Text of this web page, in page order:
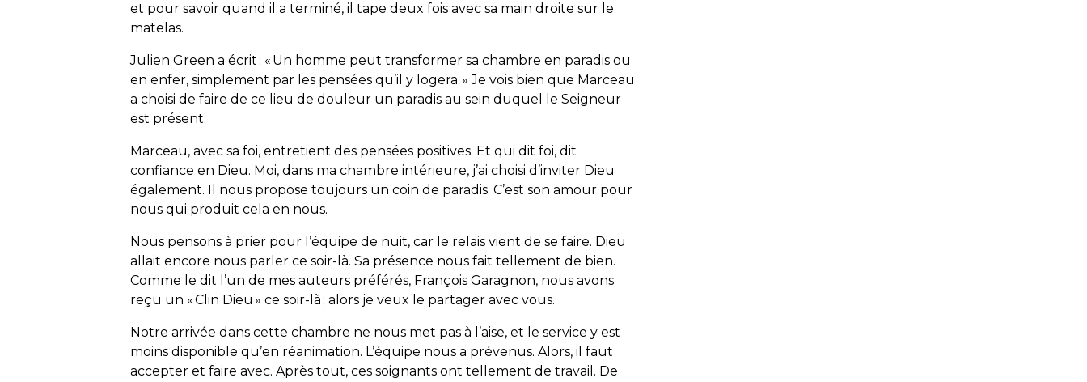
et pour savoir quand il a terminé, il tape deux fois avec sa main droite sur le
matelas.
Julien Green a écrit : « Un homme peut transformer sa chambre en paradis ou
en enfer, simplement par les pensées qu’il y logera. » Je vois bien que Marceau
a choisi de faire de ce lieu de douleur un paradis au sein duquel le Seigneur
est présent.
Marceau, avec sa foi, entretient des pensées positives. Et qui dit foi, dit
confiance en Dieu. Moi, dans ma chambre intérieure, j’ai choisi d’inviter Dieu
également. Il nous propose toujours un coin de paradis. C’est son amour pour
nous qui produit cela en nous.
Nous pensons à prier pour l’équipe de nuit, car le relais vient de se faire. Dieu
allait encore nous parler ce soir-là. Sa présence nous fait tellement de bien.
Comme le dit l’un de mes auteurs préférés, François Garagnon, nous avons
reçu un « Clin Dieu » ce soir-là ; alors je veux le partager avec vous.
Notre arrivée dans cette chambre ne nous met pas à l’aise, et le service y est
moins disponible qu’en réanimation. L’équipe nous a prévenus. Alors, il faut
accepter et faire avec. Après tout, ces soignants ont tellement de travail. De